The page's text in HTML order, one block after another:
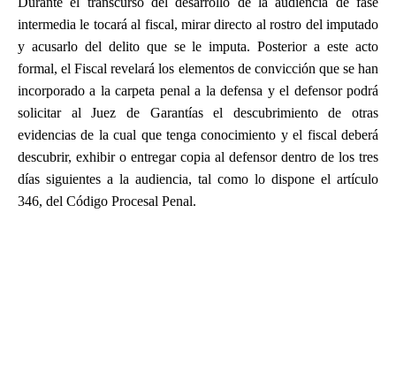
intermedia le tocará al fiscal, mirar directo al rostro del imputado
y acusarlo del delito que se le imputa. Posterior a este acto
formal, el Fiscal revelará los elementos de convicción que se han
incorporado a la carpeta penal a la defensa y el defensor podrá
solicitar al Juez de Garantías el descubrimiento de otras
evidencias de la cual que tenga conocimiento y el fiscal deberá
descubrir, exhibir o entregar copia al defensor dentro de los tres
días siguientes a la audiencia, tal como lo dispone el artículo
346, del Código Procesal Penal.